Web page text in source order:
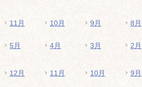
11月 10月 9月 8月
5月 4月 3月 2月
12月 11月 10月 9月